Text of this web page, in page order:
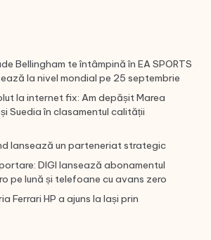
Bellingham te întâmpină în EA SPORTS
la nivel mondial pe 25 septembrie
la internet fix: Am depășit Marea
Suedia în clasamentul calității
lansează un parteneriat strategic
DIGI lansează abonamentul
pe lună și telefoane cu avans zero
Ferrari HP a ajuns la Iași prin